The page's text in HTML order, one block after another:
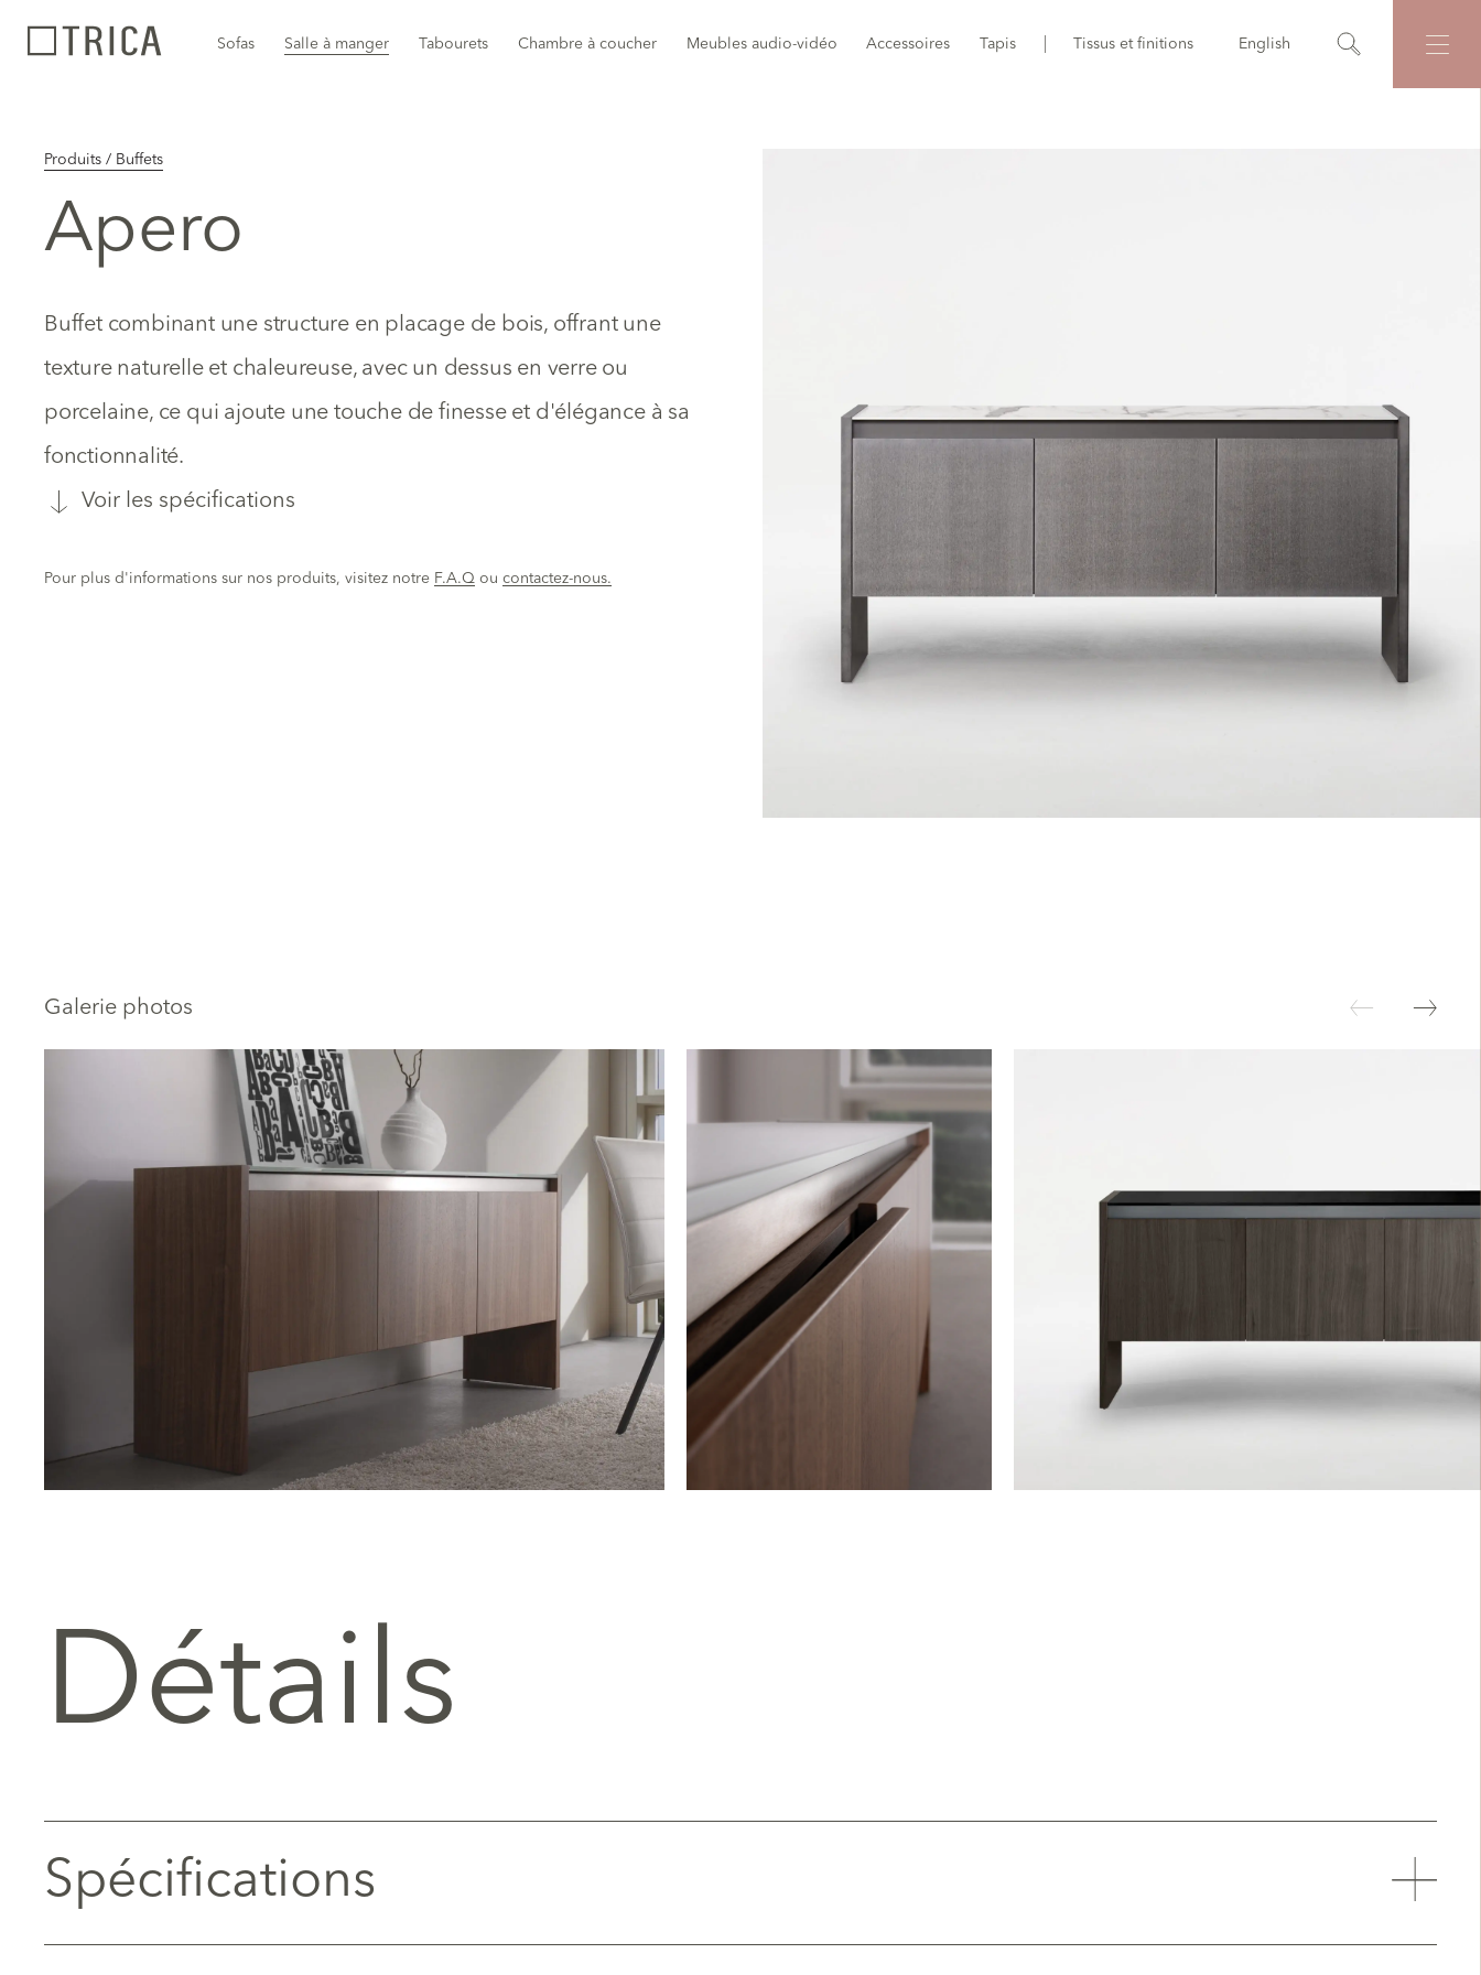
Sofas Salle à manger Tabourets Chambre à coucher Meubles audio-vidéo Accessoires Tapis Tissus et finitions English
Produits / Buffets
Apero
Buffet combinant une structure en placage de bois, offrant une
texture naturelle et chaleureuse, avec un dessus en verre ou
porcelaine, ce qui ajoute une touche de finesse et d'élégance à sa
fonctionnalité.
Voir les spécifications
Pour plus d'informations sur nos produits, visitez notre F.A.Q ou contactez-nous.
Galerie photos
Détails
Spécifications